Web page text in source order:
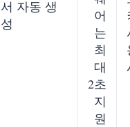
서 자동 생
성
어
는
최
대
2초
지
원